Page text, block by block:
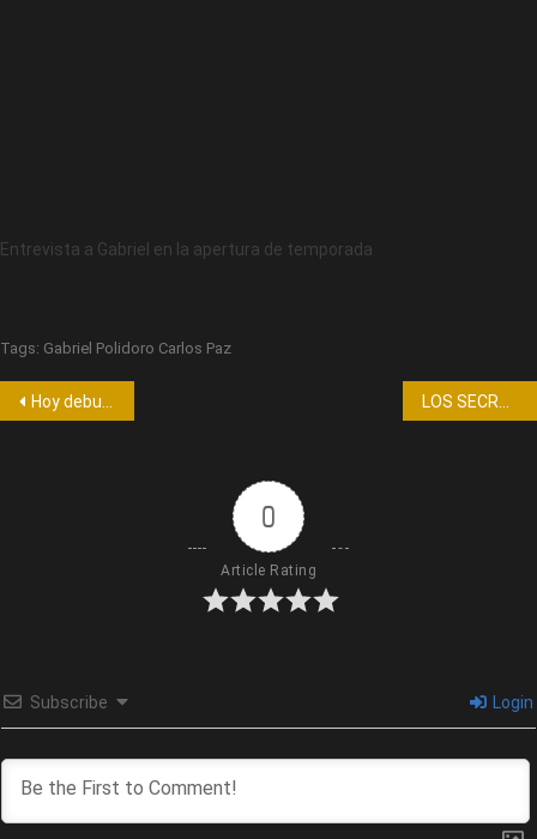
Entrevista a Gabriel en la apertura de temporada
Tags: Gabriel Polidoro Carlos Paz
Hoy debut de “Evolución Burlesque”
0
Article Rating
Subscribe Login